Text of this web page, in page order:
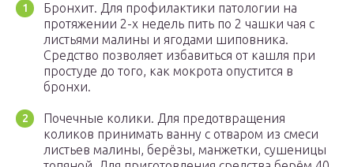
Бронхит. Для профилактики патологии на
протяжении 2-х недель пить по 2 чашки чая с
листьями малины и ягодами шиповника.
Средство позволяет избавиться от кашля при
простуде до того, как мокрота опустится в
бронхи.
Почечные колики. Для предотвращения
коликов принимать ванну с отваром из смеси
листьев малины, берёзы, манжетки, сушеницы